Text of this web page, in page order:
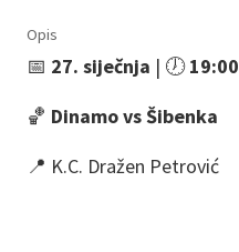
Opis
📅 27. siječnja | 🕖19:00
🏀 Dinamo vs Šibenka
📍 K.C. Dražen Petrović